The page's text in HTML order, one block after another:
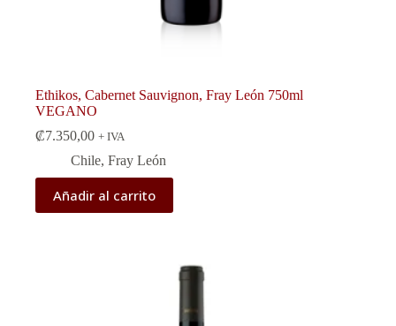
Ethikos, Cabernet Sauvignon, Fray León 750ml
VEGANO
₡7.350,00 + IVA
Chile, Fray León
Añadir al carrito